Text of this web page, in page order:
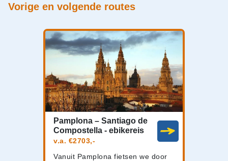
Vorige en volgende routes
Pamplona – Santiago de
Compostella - ebikereis
v.a. €2703,-
Vanuit Pamplona fietsen we door